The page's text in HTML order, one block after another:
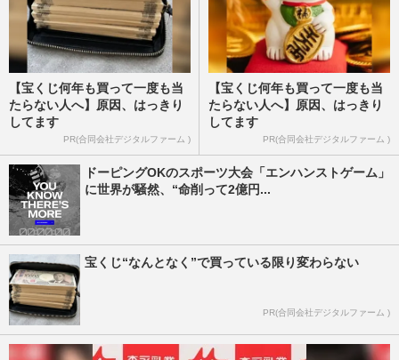
【宝くじ何年も買って一度も当
たらない人へ】原因、はっきり
してます
PR(合同会社デジタルファーム )
【宝くじ何年も買って一度も当
たらない人へ】原因、はっきり
してます
PR(合同会社デジタルファーム )
ドーピングOKのスポーツ大会「エンハンストゲーム」
に世界が騒然、“命削って2億円...
宝くじ“なんとなく”で買っている限り変わらない
PR(合同会社デジタルファーム )